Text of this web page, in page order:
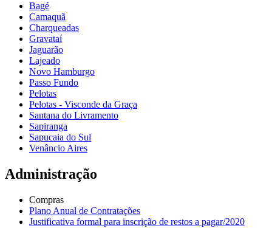
Bagé
Camaquã
Charqueadas
Gravataí
Jaguarão
Lajeado
Novo Hamburgo
Passo Fundo
Pelotas
Pelotas - Visconde da Graça
Santana do Livramento
Sapiranga
Sapucaia do Sul
Venâncio Aires
Administração
Compras
Plano Anual de Contratações
Justificativa formal para inscrição de restos a pagar/2020